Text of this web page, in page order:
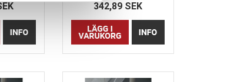
342,89 SEK